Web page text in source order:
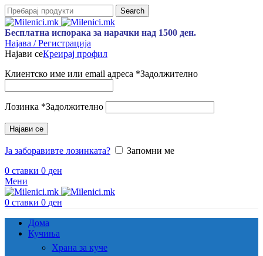
Search
Бесплатна испорака за нарачки над 1500 ден.
Најава / Регистрација
Најави сеКреирај профил
Клиентско име или email адреса *Задолжително
Лозинка *Задолжително
Најави се
Ја заборавивте лозинката?
Запомни ме
0 ставки 0 ден
Мени
0 ставки 0 ден
Дома
Кучиња
Храна за куче